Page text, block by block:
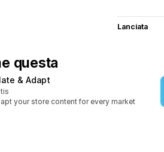
Lanciata
questa
& Adapt
your store content for every market